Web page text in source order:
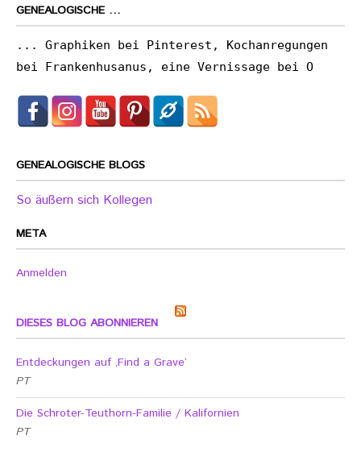
GENEALOGISCHE …
... Graphiken bei Pinterest, Kochanregungen
bei Frankenhusanus, eine Vernissage bei O
GENEALOGISCHE BLOGS
So äußern sich Kollegen
META
Anmelden
DIESES BLOG ABONNIEREN
Entdeckungen auf ‚Find a Grave‘
PT
Die Schroter-Teuthorn-Familie / Kalifornien
PT